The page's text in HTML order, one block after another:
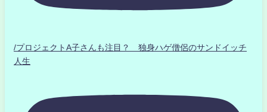
/プロジェクトA子さんも注目？ 独身ハゲ僧侶のサンドイッチ
人生